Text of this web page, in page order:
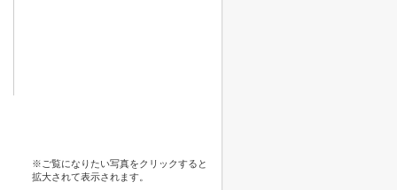
※ご覧になりたい写真をクリックすると
拡大されて表示されます。